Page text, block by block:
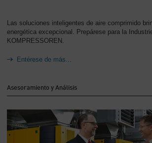
Las soluciones inteligentes de aire comprimido
energética excepcional. Prepárese para la
KOMPRESSOREN.
Entérese de más...
Asesoramiento y Análisis